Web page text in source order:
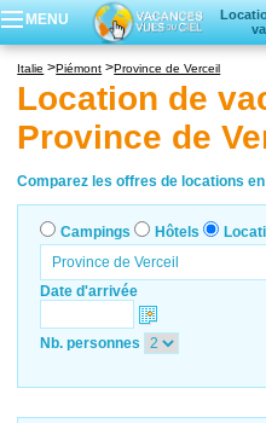
MENU
Villages
Italie Piémont Province de Verceil
Location de
Province de
Comparez les offres de locations
Campings Hôtels
Date d'arrivée
Nb. personnes